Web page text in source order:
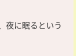
夜に眠るという